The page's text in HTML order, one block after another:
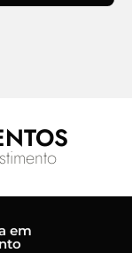
em